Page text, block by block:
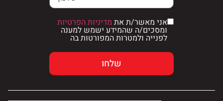
אני מאשר/ת את מדיניות הפרטיות
ומסכים/ה שהמידע ישמש למענה
לפנייה ולמטרות המפורטות בה